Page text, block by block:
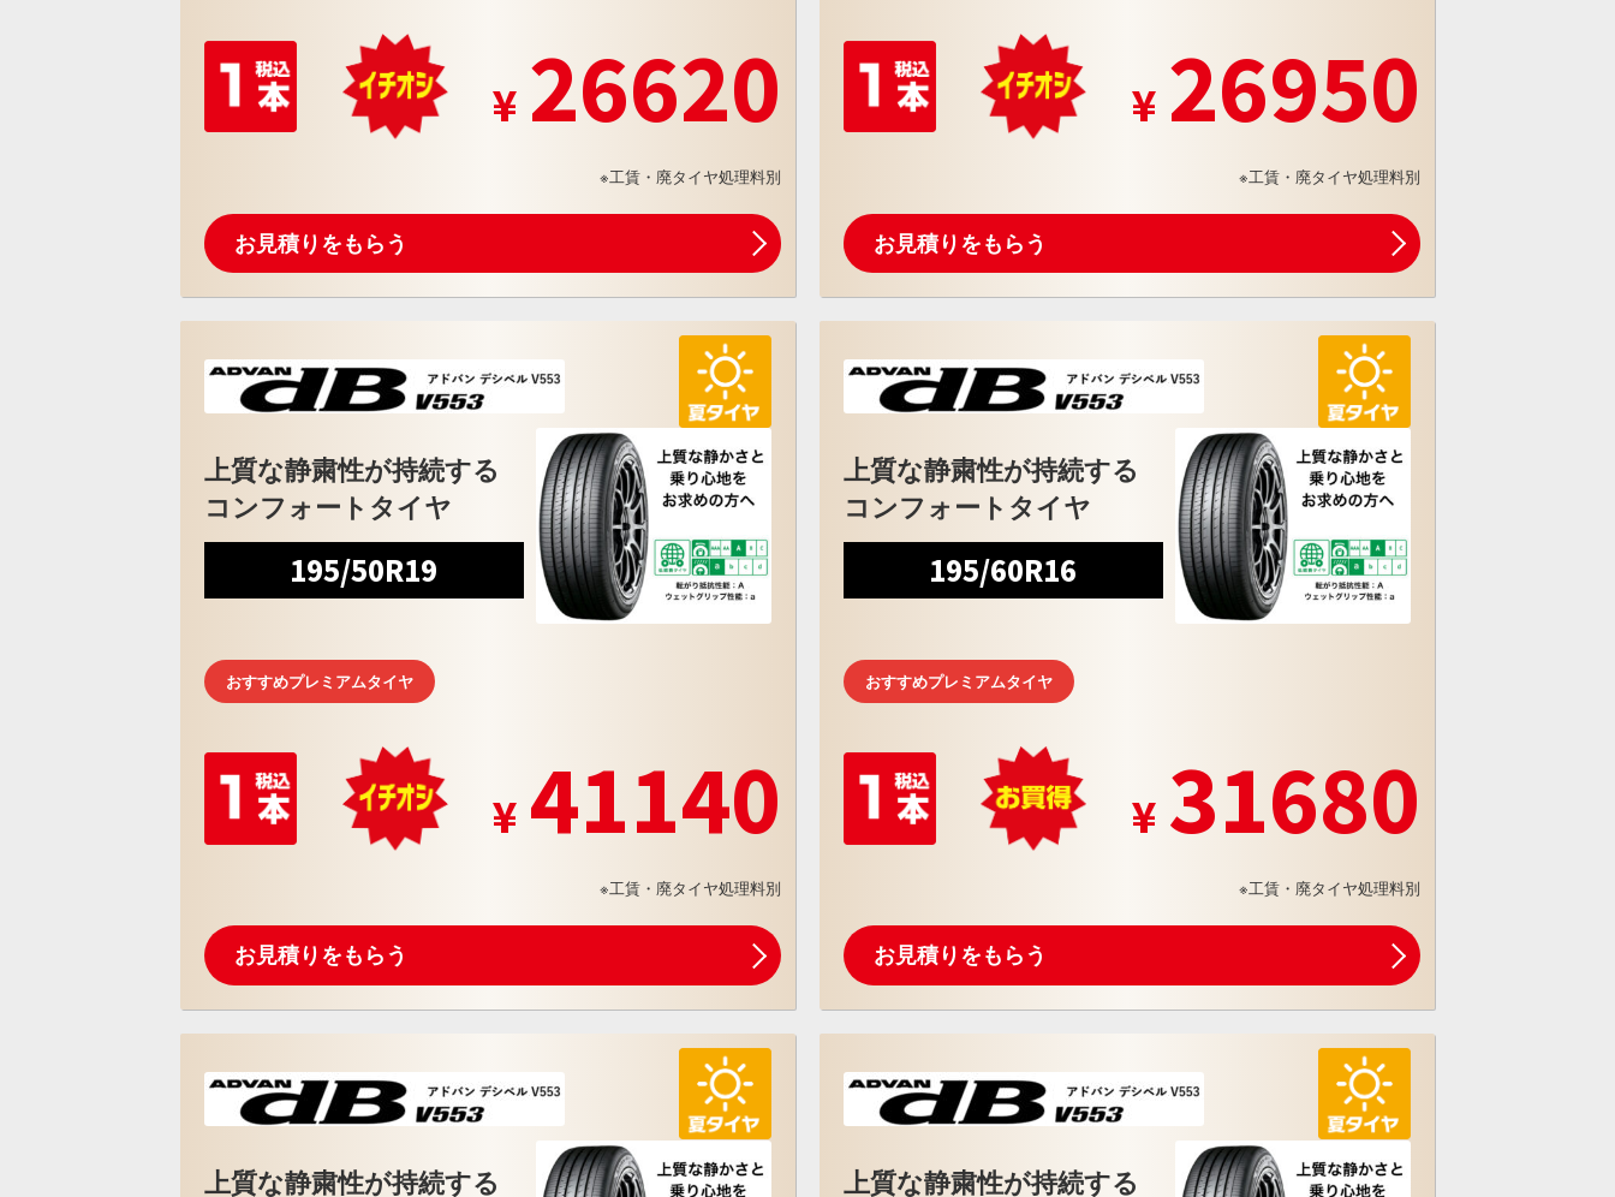
26620
※工賃・廃タイヤ処理料別
お見積りをもらう
26950
※工賃・廃タイヤ処理料別
お見積りをもらう
上質な静粛性が持続する
コンフォートタイヤ
195/50R19
おすすめプレミアムタイヤ
41140
※工賃・廃タイヤ処理料別
お見積りをもらう
上質な静粛性が持続する
コンフォートタイヤ
195/60R16
おすすめプレミアムタイヤ
31680
※工賃・廃タイヤ処理料別
お見積りをもらう
上質な静粛性が持続する 上質な静粛性が持続する